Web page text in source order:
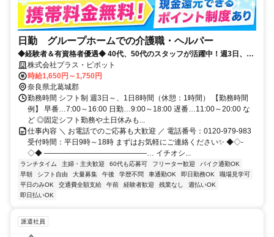
日勤 グループホームでの介護職・ヘルパー
◆経験者＆有資格者優遇◆ 40代、50代のスタッフが活躍中！週3日、1
日8時間～OK★ プラス・ピボット独自の福利厚生が多数！
株式会社プラス・ピボット
時給1,650円～1,750円
奈良県北葛城郡
勤務時間 シフト制 週3日～、1日8時間（休憩：1時間） 【勤務時間
例】 早番…7:00～16:00 日勤…9:00～18:00 遅番…11:00～20:00 な
ど ◎固定シフト勤務や土日休みも...
仕事内容 ＼ お電話でのご応募も大歓迎 ／ 電話番号：0120-979-983
受付時間：平日9時～18時 まずはお気軽にご連絡ください✨ ◆◇-
◇◆ ——————————————… イチオシ...
ランチタイム 主婦・主夫歓迎 60代も応募可 フリーター歓迎
バイク通勤OK
早朝
シフト自由 大量募集 午後 学歴不問 車通勤OK 即日勤務OK
職場見学可
平日のみOK
交通費全額支給 午前 経験者歓迎 残業なし
週払いOK
即日払いOK
派遣社員